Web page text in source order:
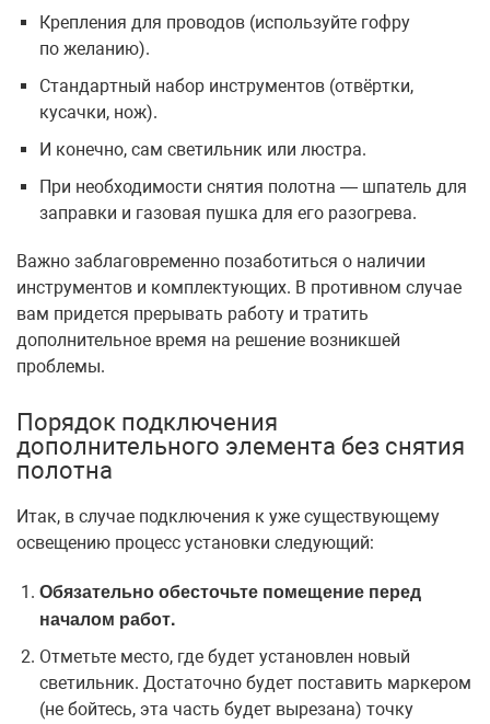
Крепления для проводов (используйте гофру
по желанию).
Стандартный набор инструментов (отвёртки,
кусачки, нож).
И конечно, сам светильник или люстра.
При необходимости снятия полотна — шпатель для
заправки и газовая пушка для его разогрева.
Важно заблаговременно позаботиться о наличии
инструментов и комплектующих. В противном случае
вам придется прерывать работу и тратить
дополнительное время на решение возникшей
проблемы.
Порядок подключения
дополнительного элемента без снятия
полотна
Итак, в случае подключения к уже существующему
освещению процесс установки следующий:
Обязательно обесточьте помещение перед
началом работ.
Отметьте место, где будет установлен новый
светильник. Достаточно будет поставить маркером
(не бойтесь, эта часть будет вырезана) точку